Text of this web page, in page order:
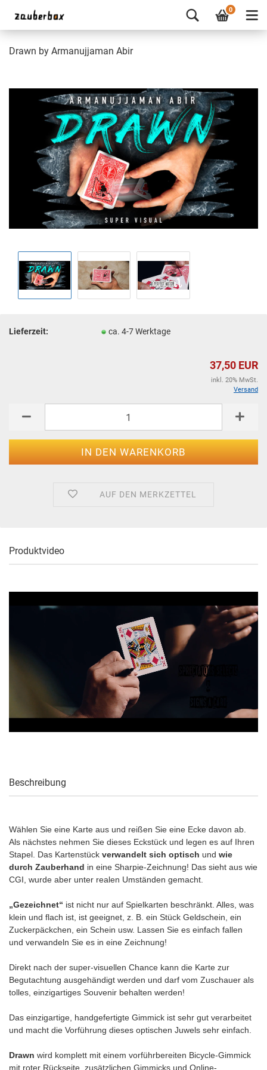
0
Drawn by Armanujjaman Abir
Lieferzeit: ca. 4-7 Werktage
37,50 EUR
inkl. 20% MwSt.
Versand
AUF DEN MERKZETTEL
Produktvideo
Beschreibung
Wählen Sie eine Karte aus und reißen Sie eine Ecke davon ab.
Als nächstes nehmen Sie dieses Eckstück und legen es auf Ihren
Stapel. Das Kartenstück verwandelt sich optisch und wie
durch Zauberhand in eine Sharpie-Zeichnung! Das sieht aus wie
CGI, wurde aber unter realen Umständen gemacht.
„Gezeichnet“ ist nicht nur auf Spielkarten beschränkt. Alles, was
klein und flach ist, ist geeignet, z. B. ein Stück Geldschein, ein
Zuckerpäckchen, ein Schein usw. Lassen Sie es einfach fallen
und verwandeln Sie es in eine Zeichnung!
Direkt nach der super-visuellen Chance kann die Karte zur
Begutachtung ausgehändigt werden und darf vom Zuschauer als
tolles, einzigartiges Souvenir behalten werden!
Das einzigartige, handgefertigte Gimmick ist sehr gut verarbeitet
und macht die Vorführung dieses optischen Juwels sehr einfach.
Drawn wird komplett mit einem vorführbereiten Bicycle-Gimmick
mit roter Rückseite, zusätzlichen Gimmicks und Online-